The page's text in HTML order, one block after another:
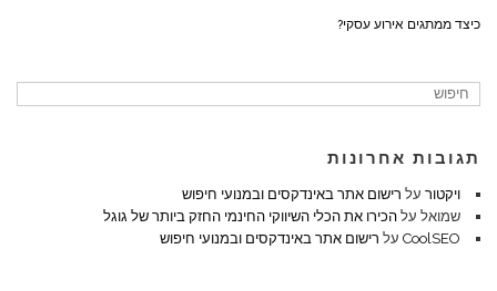
כיצד ממתגים אירוע עסקי?
תגובות אחרונות
ויקטור על רישום אתר באינדקסים ובמנועי חיפוש
שמואל על הכירו את הכלי השיווקי החינמי החזק ביותר של גוגל
CoolSEO על רישום אתר באינדקסים ובמנועי חיפוש